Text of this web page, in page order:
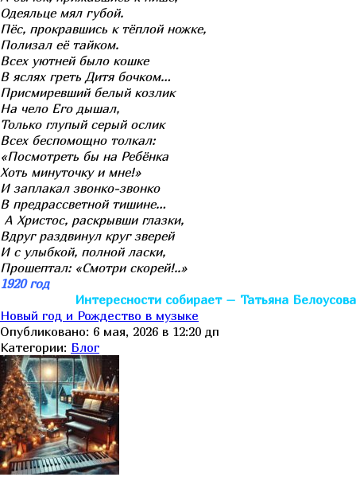
Одеяльце мял губой.
Пёс, прокравшись к тёплой ножке,
Полизал её тайком.
Всех уютней было кошке
В яслях греть Дитя бочком…
Присмиревший белый козлик
На чело Его дышал,
Только глупый серый ослик
Всех беспомощно толкал:
«Посмотреть бы на Ребёнка
Хоть минуточку и мне!»
И заплакал звонко-звонко
В предрассветной тишине…
А Христос, раскрывши глазки,
Вдруг раздвинул круг зверей
И с улыбкой, полной ласки,
Прошептал: «Смотри скорей!..»
1920 год
Интересности собирает – Татьяна Белоусова
Новый год и Рождество в музыке
Опубликовано: 6 мая, 2026 в 12:20 дп
Категории: Блог